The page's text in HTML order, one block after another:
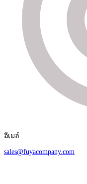
อีเมล์
sales@fuyacompany.com